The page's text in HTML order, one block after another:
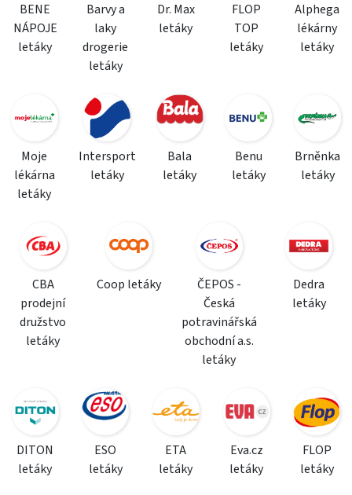
BENE
NÁPOJE
letáky
Barvy a
laky
drogerie
letáky
Dr. Max
letáky
FLOP
TOP
letáky
Alphega
lékárny
letáky
Moje
lékárna
letáky
Intersport
letáky
Bala
letáky
Benu
letáky
Brněnka
letáky
CBA
prodejní
družstvo
letáky
Coop letáky
ČEPOS -
Česká
potravinářská
obchodní a.s.
letáky
Dedra
letáky
DITON
letáky
ESO
letáky
ETA
letáky
Eva.cz
letáky
FLOP
letáky